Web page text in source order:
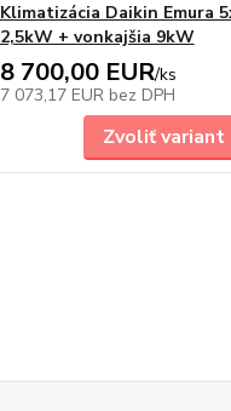
Klimatizácia Daikin Emura
2,5kW + vonkajšia 9kW
8 700,00 EUR/ks
7 073,17 EUR bez DPH
Zvoliť variant